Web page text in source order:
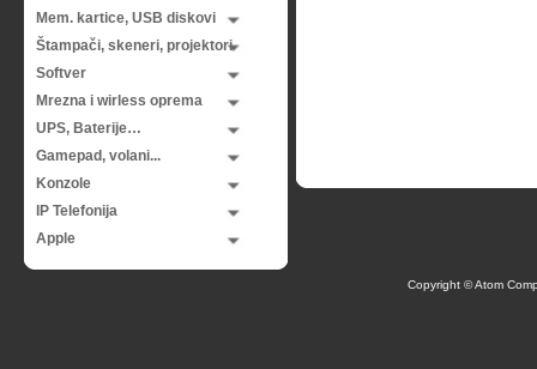
Mem. kartice, USB diskovi
Štampači, skeneri, projektori
Softver
Mrezna i wirless oprema
UPS, Baterije…
Gamepad, volani...
Konzole
IP Telefonija
Apple
Copyright © Atom